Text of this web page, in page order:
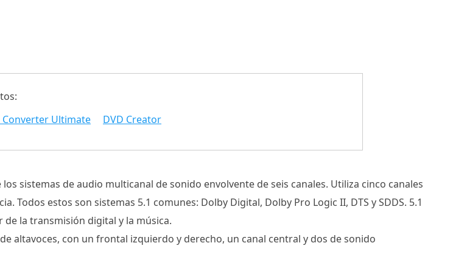
Converter Ultimate DVD Creator
sistemas de audio multicanal de sonido envolvente de seis canales. Utiliza cinco canales
Todos estos son sistemas 5.1 comunes: Dolby Digital, Dolby Pro Logic II, DTS y SDDS. 5.1
la transmisión digital y la música.
altavoces, con un frontal izquierdo y derecho, un canal central y dos de sonido